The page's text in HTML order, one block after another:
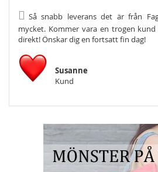
Så snabb leverans det är från
mycket. Kommer vara en trogen
direkt! Önskar dig en fortsatt fin dag!
Susanne
Kund